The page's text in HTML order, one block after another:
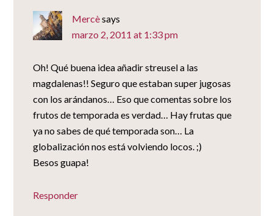
Mercèsays
marzo 2, 2011 at 1:33 pm
Oh! Qué buena idea añadir streusel a las
magdalenas!! Seguro que estaban super jugosas
con los arándanos… Eso que comentas sobre los
frutos de temporada es verdad… Hay frutas que
ya no sabes de qué temporada son… La
globalización nos está volviendo locos. ;)
Besos guapa!
Responder